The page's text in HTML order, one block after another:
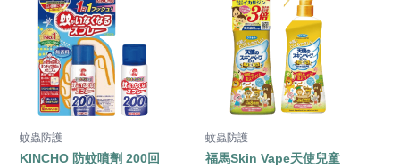
蚊蟲防護
KINCHO 防蚊噴劑 200回
蚊蟲防護
福馬Skin Vape天使兒童